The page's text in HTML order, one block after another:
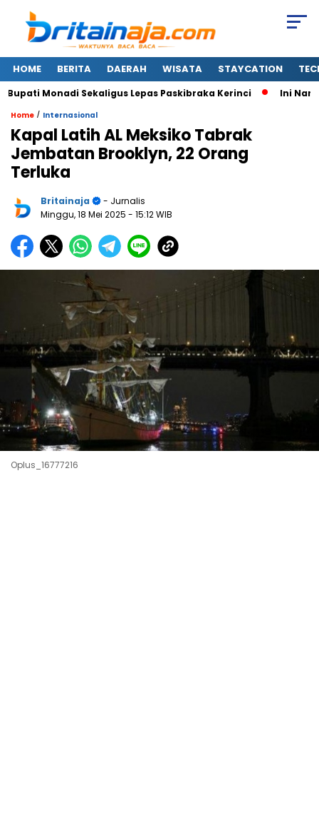
HOME BERITA DAERAH WISATA STAYCATION
Monadi Sekaligus Lepas Paskibraka Kerinci Ini Nama-
Home / Internasional
Kapal Latih AL Meksiko Tabrak
Jembatan Brooklyn, 22 Orang
Terluka
Britainaja
- Jurnalis
Minggu, 18 Mei 2025 - 15:12 WIB
Oplus_16777216